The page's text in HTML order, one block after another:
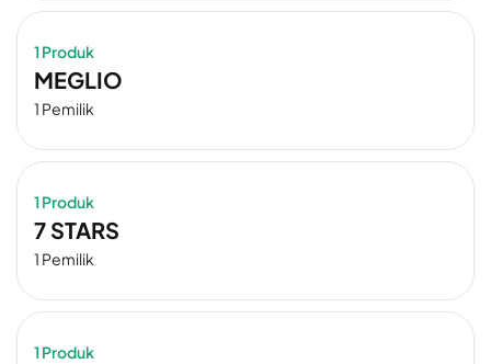
1 Produk
MEGLIO
1 Pemilik
1 Produk
7 STARS
1 Pemilik
1 Produk